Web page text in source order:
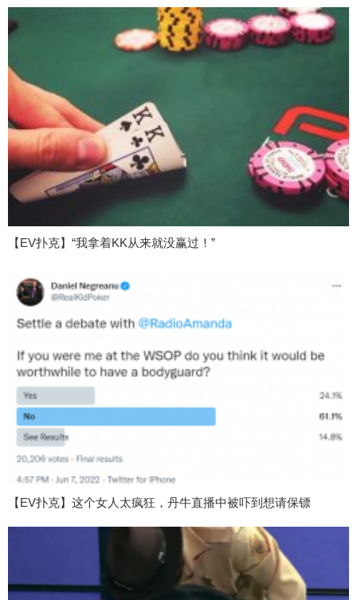
【EV扑克】“我拿着KK从来就没赢过！”
【EV扑克】这个女人太疯狂，丹牛直播中被吓到想请保镖